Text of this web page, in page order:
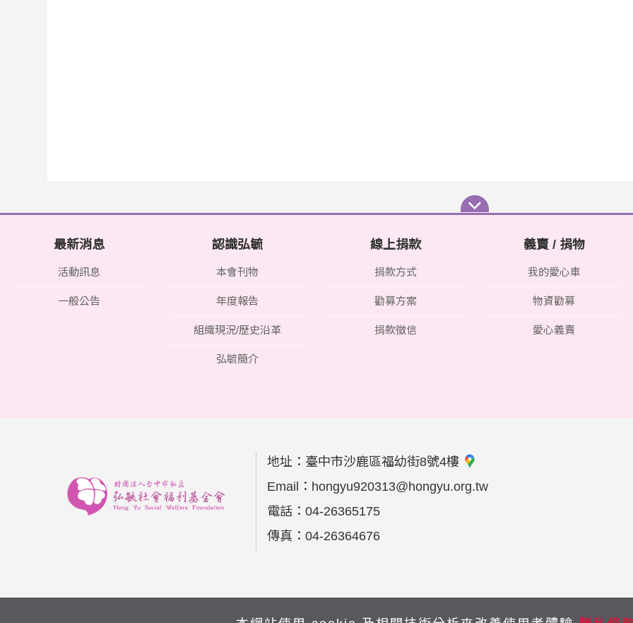
最新消息
活動訊息
一般公告
認識弘毓
本會刊物
年度報告
組織現況/歷史沿革
弘毓簡介
線上捐款
捐款方式
勸募方案
捐款徵信
義賣 / 捐物
我的愛心車
物資勸募
愛心義賣
地址： 臺中市沙鹿區福幼街8號4樓
Email： hongyu920313@hongyu.org.tw
電話： 04-26365175
傳真： 04-26364676